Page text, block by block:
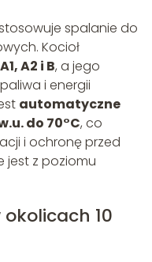
spalanie do
Kocioł
A1, A2 i B, a jego
i energii
automatyczne
do 70°C, co
i ochronę przed
jest z poziomu
10